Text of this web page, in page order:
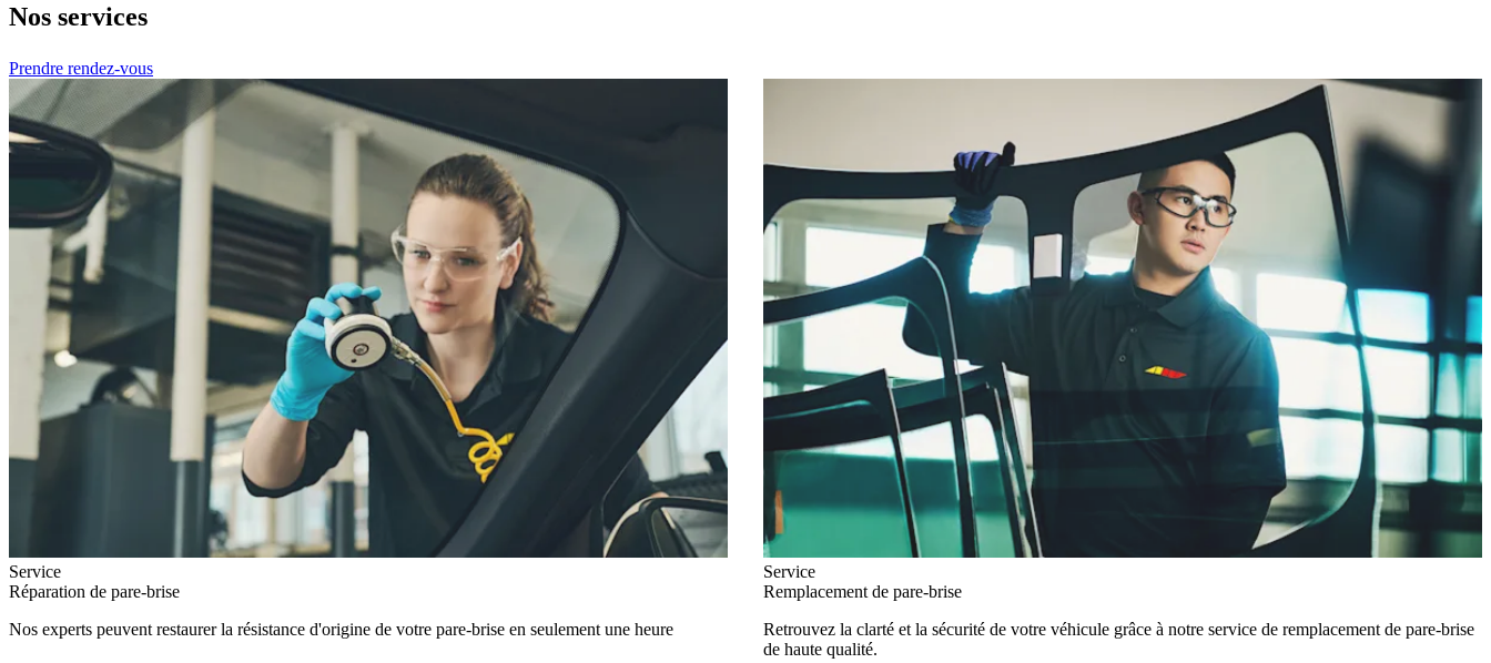
Nos services
Prendre rendez-vous
Service
Réparation de pare-brise
Nos experts peuvent restaurer la résistance d'origine de votre pare-brise en seulement une heure
Service
Remplacement de pare-brise
Retrouvez la clarté et la sécurité de votre véhicule grâce à notre service de remplacement de pare-brise
de haute qualité.